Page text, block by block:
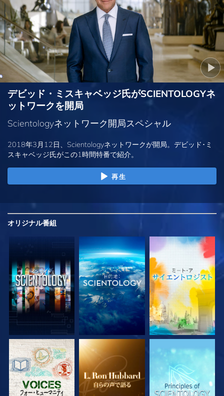
デビッド・ミスキャベッジ氏がSCIENTOLOGYネ
ットワークを開局
Scientologyネットワーク開局スペシャル
2018年3月12日、Scientologyネットワークが開局。デビッド･ミ
スキャベッジ氏がこの1時間特番で紹介。
再生
オリジナル番組
シリーズを探求 シリーズを探求 シリーズを探求